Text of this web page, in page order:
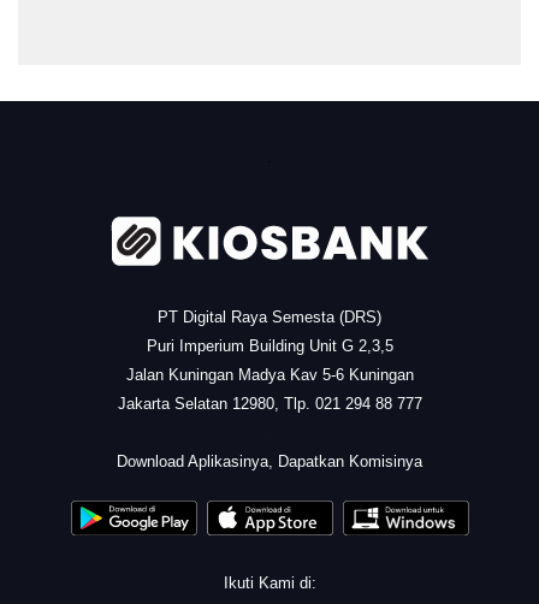
PT Digital Raya Semesta (DRS)
Puri Imperium Building Unit G 2,3,5
Jalan Kuningan Madya Kav 5-6 Kuningan
Jakarta Selatan 12980, Tlp. 021 294 88 777
Download Aplikasinya, Dapatkan Komisinya
Ikuti Kami di: